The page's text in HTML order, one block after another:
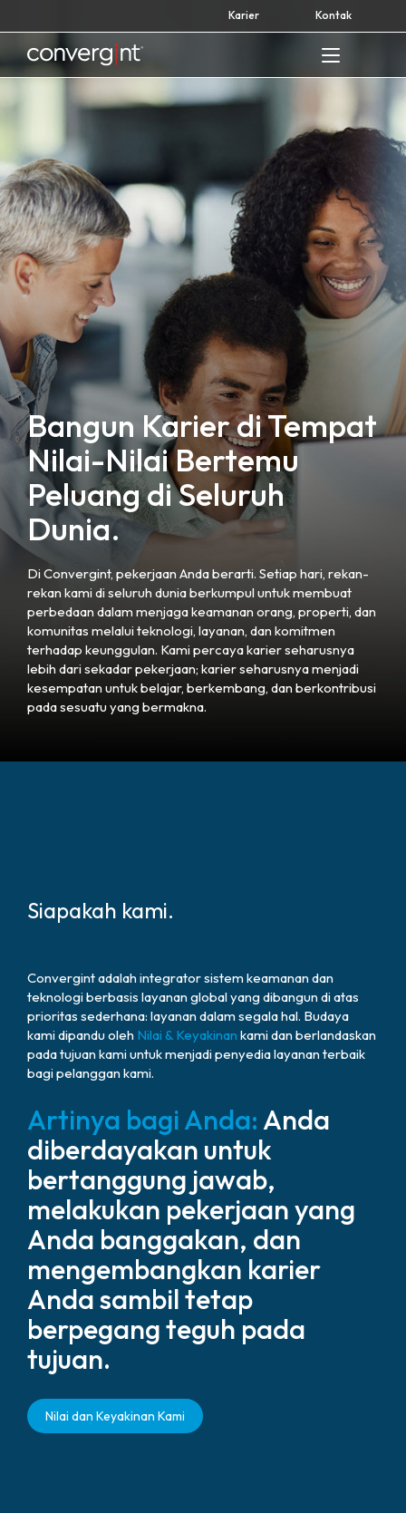
to
content
Karier Kontak
Home
Bangun Karier di Tempat
Nilai-Nilai Bertemu
Peluang di Seluruh
Dunia.
Di Convergint, pekerjaan Anda berarti. Setiap hari, rekan-
rekan kami di seluruh dunia berkumpul untuk membuat
perbedaan dalam menjaga keamanan orang, properti, dan
komunitas melalui teknologi, layanan, dan komitmen
terhadap keunggulan. Kami percaya karier seharusnya
lebih dari sekadar pekerjaan; karier seharusnya menjadi
kesempatan untuk belajar, berkembang, dan berkontribusi
pada sesuatu yang bermakna.
Siapakah kami.
Convergint adalah integrator sistem keamanan dan
teknologi berbasis layanan global yang dibangun di atas
prioritas sederhana: layanan dalam segala hal. Budaya
kami dipandu oleh Nilai & Keyakinan kami dan berlandaskan
pada tujuan kami untuk menjadi penyedia layanan terbaik
bagi pelanggan kami.
Artinya bagi Anda: Anda
diberdayakan untuk
bertanggung jawab,
melakukan pekerjaan yang
Anda banggakan, dan
mengembangkan karier
Anda sambil tetap
berpegang teguh pada
tujuan.
Nilai dan Keyakinan Kami